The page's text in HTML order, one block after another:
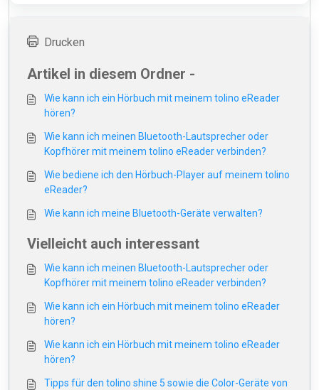
Drucken
Artikel in diesem Ordner -
Wie kann ich ein Hörbuch mit meinem tolino eReader
hören?
Wie kann ich meinen Bluetooth-Lautsprecher oder
Kopfhörer mit meinem tolino eReader verbinden?
Wie bediene ich den Hörbuch-Player auf meinem tolino
eReader?
Wie kann ich meine Bluetooth-Geräte verwalten?
Vielleicht auch interessant
Wie kann ich meinen Bluetooth-Lautsprecher oder
Kopfhörer mit meinem tolino eReader verbinden?
Wie kann ich ein Hörbuch mit meinem tolino eReader
hören?
Wie kann ich ein Hörbuch mit meinem tolino eReader
hören?
Tipps für den tolino shine 5 sowie die Color-Geräte von